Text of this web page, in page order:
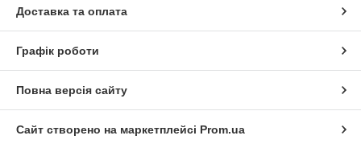
Доставка та оплата
Графік роботи
Повна версія сайту
Сайт створено на маркетплейсі Prom.ua